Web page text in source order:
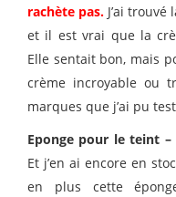
rachète pas. J’ai
et il est vrai que la
Elle sentait bon, mais
crème incroyable ou
marques que j’ai pu
Eponge pour le teint –
Et j’en ai encore en
en plus cette